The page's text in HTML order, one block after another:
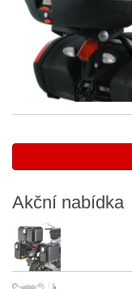
Akční nabídka